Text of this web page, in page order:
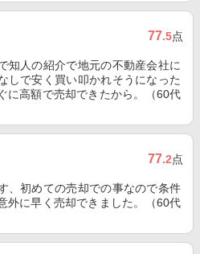
77.5点
知人の紹介で地元の不動産会社に
しで安く買い叩かれそうになった
に高額で売却できたから。（60代
77.2点
、初めての売却での事なので条件
外に早く売却できました。（60代